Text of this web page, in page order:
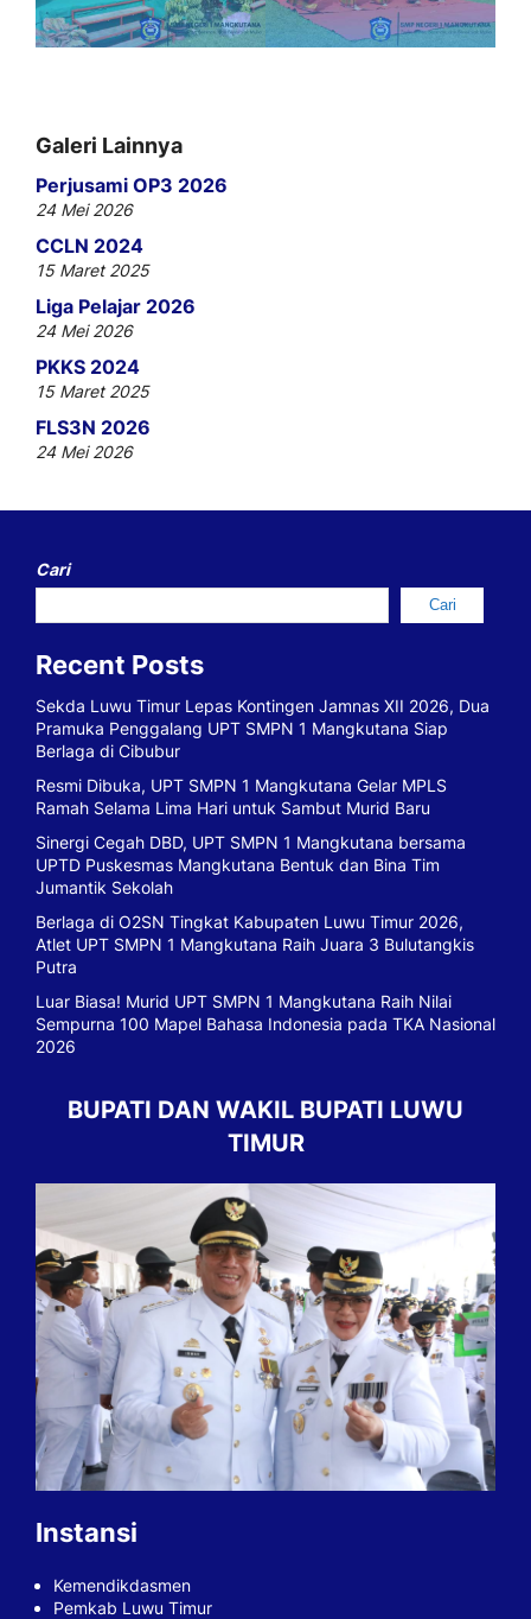
Galeri Lainnya
Perjusami OP3 2026
24 Mei 2026
CCLN 2024
15 Maret 2025
Liga Pelajar 2026
24 Mei 2026
PKKS 2024
15 Maret 2025
FLS3N 2026
24 Mei 2026
Cari
Cari
Recent Posts
Sekda Luwu Timur Lepas Kontingen Jamnas XII 2026, Dua
Pramuka Penggalang UPT SMPN 1 Mangkutana Siap
Berlaga di Cibubur
Resmi Dibuka, UPT SMPN 1 Mangkutana Gelar MPLS
Ramah Selama Lima Hari untuk Sambut Murid Baru
Sinergi Cegah DBD, UPT SMPN 1 Mangkutana bersama
UPTD Puskesmas Mangkutana Bentuk dan Bina Tim
Jumantik Sekolah
Berlaga di O2SN Tingkat Kabupaten Luwu Timur 2026,
Atlet UPT SMPN 1 Mangkutana Raih Juara 3 Bulutangkis
Putra
Luar Biasa! Murid UPT SMPN 1 Mangkutana Raih Nilai
Sempurna 100 Mapel Bahasa Indonesia pada TKA Nasional
2026
BUPATI DAN WAKIL BUPATI LUWU
TIMUR
Instansi
Kemendikdasmen
Pemkab Luwu Timur